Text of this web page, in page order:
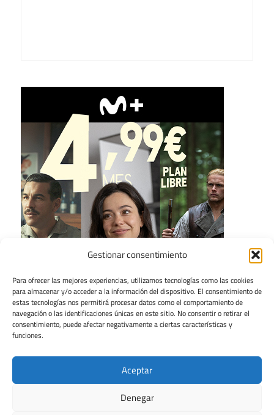
Gestionar consentimiento
Para ofrecer las mejores experiencias, utilizamos tecnologías como las cookies
para almacenar y/o acceder a la información del dispositivo. El consentimiento de
estas tecnologías nos permitirá procesar datos como el comportamiento de
navegación o las identificaciones únicas en este sitio. No consentir o retirar el
consentimiento, puede afectar negativamente a ciertas características y
funciones.
Aceptar
Denegar